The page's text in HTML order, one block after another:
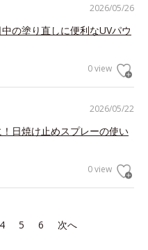
2026/05/26
の塗り直しに便利なUVパウ
0 view
2026/05/22
日焼け止めスプレーの使い
0 view
4 5 6 次へ